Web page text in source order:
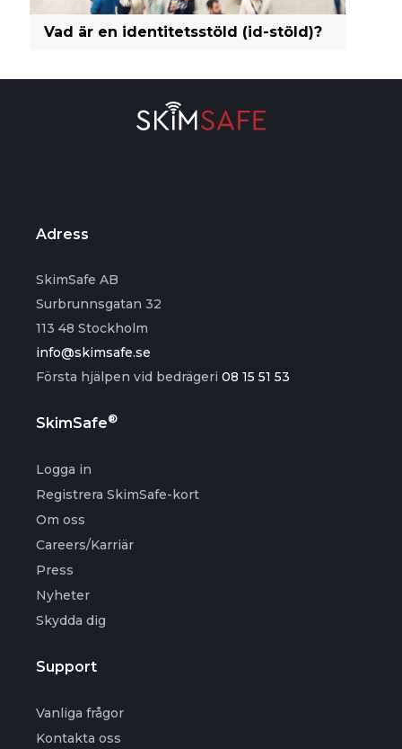
Vad är en identitetsstöld (id-stöld)?
Adress
SkimSafe AB
Surbrunnsgatan 32
113 48 Stockholm
info@skimsafe.se
Första hjälpen vid bedrägeri 08 15 51 53
SkimSafe®
Logga in
Registrera SkimSafe-kort
Om oss
Careers/Karriär
Press
Nyheter
Skydda dig
Support
Vanliga frågor
Kontakta oss